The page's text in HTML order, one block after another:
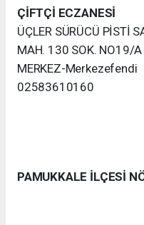
ÇİFTÇİ ECZANESİ
ÜÇLER SÜRÜCÜ PİSTİ
MAH. 130 SOK. NO19/A
MERKEZ-Merkezefendi
02583610160
PAMUKKALE İLÇESİ